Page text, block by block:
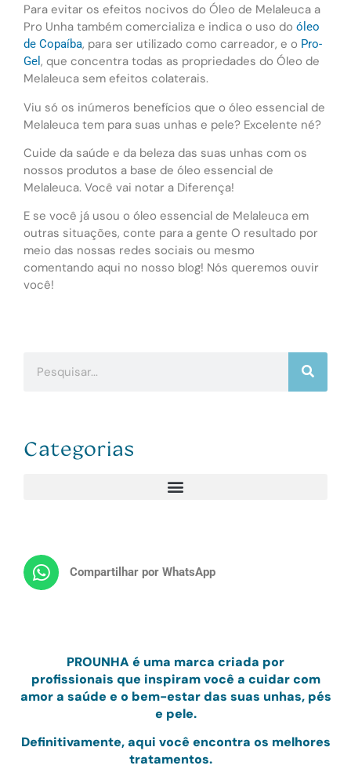
Para evitar os efeitos nocivos do Óleo de Melaleuca a
Pro Unha também comercializa e indica o uso do óleo
de Copaíba, para ser utilizado como carreador, e o Pro-
Gel , que concentra todas as propriedades do Óleo de
Melaleuca sem efeitos colaterais.
Viu só os inúmeros benefícios que o óleo essencial de
Melaleuca tem para suas unhas e pele? Excelente né?
Cuide da saúde e da beleza das suas unhas com os
nossos produtos a base de óleo essencial de
Melaleuca. Você vai notar a Diferença!
E se você já usou o óleo essencial de Melaleuca em
outras situações, conte para a gente O resultado por
meio das nossas redes sociais ou mesmo
comentando aqui no nosso blog! Nós queremos ouvir
você!
Categorias
Compartilhar por WhatsApp
PROUNHA é uma marca criada por
profissionais que inspiram você a cuidar com
amora saúde e o bem-estar das suas unhas, pés
e pele.
Definitivamente, aqui você encontra os melhores
tratamentos.